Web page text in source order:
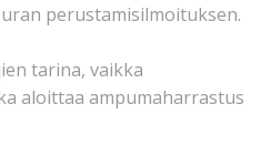
perustamisilmoituksen.
tarina, vaikka
aloittaa ampumaharrastus